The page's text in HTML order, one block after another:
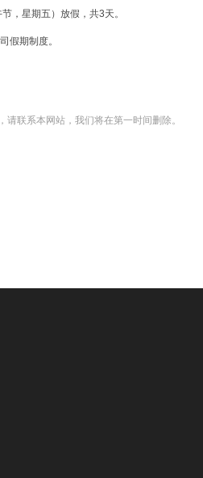
，星期五）放假，共3天。
假期制度。
联系本网站，我们将在第一时间删除。